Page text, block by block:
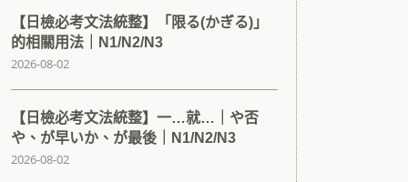
【日檢必考文法統整】「限る(かぎる)」
的相關用法｜N1/N2/N3
2026-08-02
【日檢必考文法統整】一…就…｜や否
や、が早いか、が最後｜N1/N2/N3
2026-08-02